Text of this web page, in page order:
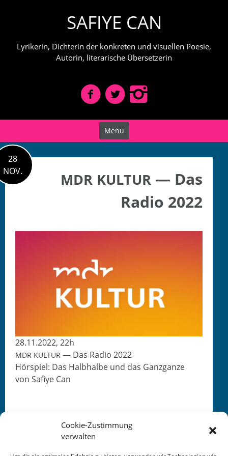
Cookie-Zustimmung
verwalten
SAFIYE CAN
Lyrikerin, Dichterin der konkreten und visuellen Poesie,
Autorin, literarische Übersetzerin
Menu
28
NOV.
MDR KULTUR — Das
Radio 2022
28.11.2022, 22h
MDR KULTUR — Das Radio 2022
Hör­spiel: Das Halb­halbe und das Ganzganze
von Safiye Can